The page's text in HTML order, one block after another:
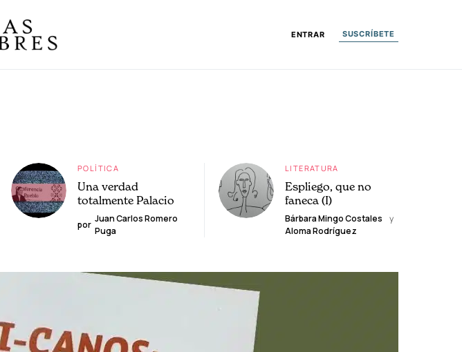
ENTRAR SUSCRÍBETE
POLÍTICA
Una verdad
totalmente Palacio
por
Juan Carlos Romero
Puga
LITERATURA
Espliego, que no
faneca (I)
Bárbara Mingo Costales
y
Aloma Rodríguez